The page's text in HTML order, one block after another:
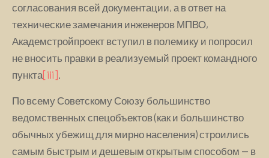
согласования всей документации, а в ответ на
технические замечания инженеров МПВО,
Академстройпроект вступил в полемику и попросил
не вносить правки в реализуемый проект командного
пункта[iii].
По всему Советскому Союзу большинство
ведомственных спецобъектов (как и большинство
обычных убежищ для мирно населения) строились
самым быстрым и дешевым открытым способом — в